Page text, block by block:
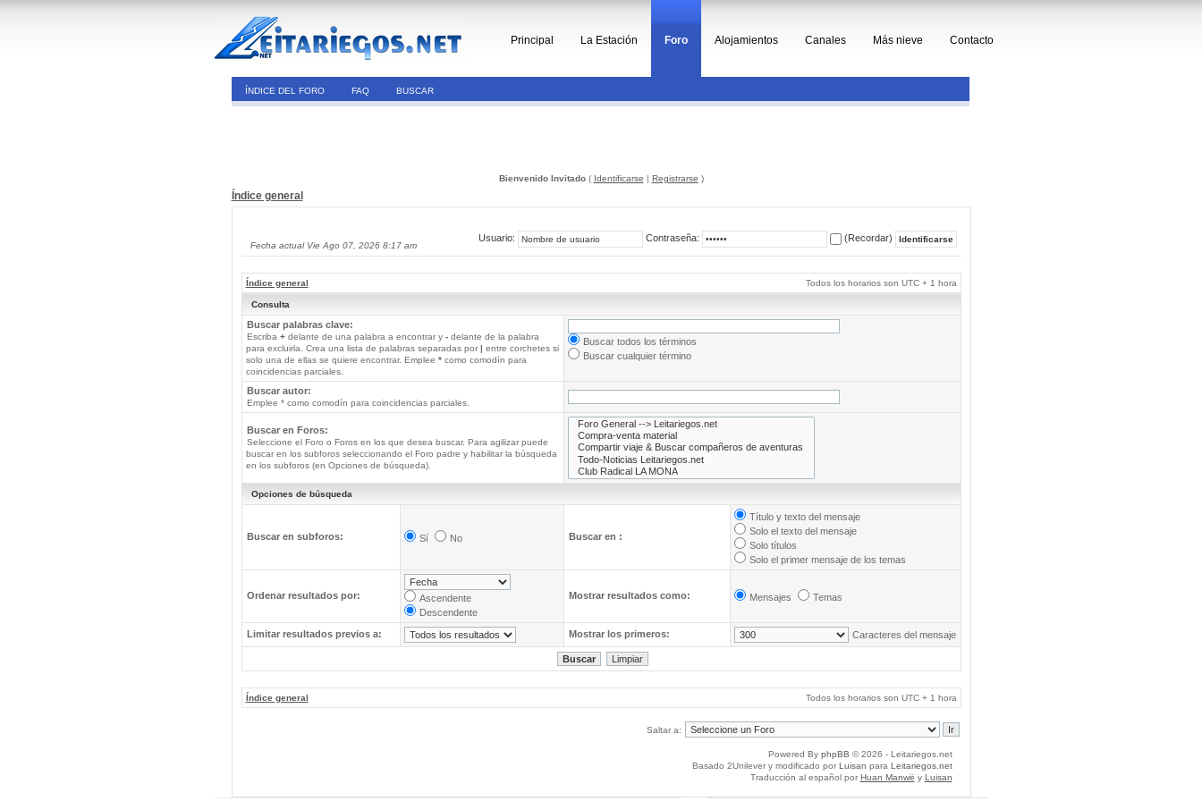
Principal La Estación Foro Alojamientos Canales Más nieve Contacto
ÍNDICE DEL FORO FAQ BUSCAR
Bienvenido Invitado( Identificarse | Registrarse )
Índice general
Fecha actual Vie Ago 07, 2026 8:17 am
Usuario: Contraseña: (Recordar)
Índice general Todos los horarios son UTC + 1 hora
Consulta
Buscar palabras clave:
Escriba +delante de una palabra a encontrar y -delante de la palabra
para excluirla. Crea una lista de palabras separadas por | entre corchetes si
solo una de ellas se quiere encontrar. Emplee *como comodín para
coincidencias parciales.
Buscar todos los términos
Buscar cualquier término
Buscar autor:
Emplee * como comodín para coincidencias parciales.
Buscar en Foros:
Seleccione el Foro o Foros en los que desea buscar. Para agilizar puede
buscar en los subforos seleccionando el Foro padre y habilitar la búsqueda
en los subforos (en Opciones de búsqueda).
Opciones de búsqueda
Buscar en subforos: Sí No Buscar en :
Título y texto del mensaje
Solo el texto del mensaje
Solo títulos
Solo el primer mensaje de los temas
Ordenar resultados por:
Ascendente
Descendente
Mostrar resultados como: Mensajes Temas
Limitar resultados previos a: Mostrar los primeros: Caracteres del mensaje
Índice general Todos los horarios son UTC + 1 hora
Saltar a:
Powered By phpBB © 2026 - Leitariegos.net
Basado 2Unilever y modificado por Luisan para Leitariegos.net
Traducción al español por Huan Manwë y Luisan